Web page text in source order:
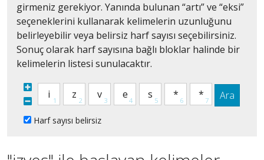
girmeniz gerekiyor. Yanında bulunan “artı” ve “eksi”
seçeneklerini kullanarak kelimelerin uzunluğunu
belirleyebilir veya belirsiz harf sayısı seçebilirsiniz.
Sonuç olarak harf sayısına bağlı bloklar halinde bir
kelimelerin listesi sunulacaktır.
Ara
Harf sayısı belirsiz